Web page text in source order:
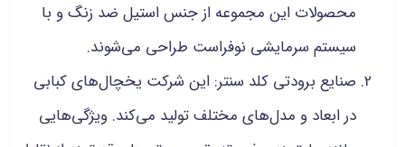
محصولات این مجموعه از جنس استیل ضد زنگ و با
سیستم سرمایشی نوفراست طراحی می‌شوند.
صنایع برودتی کلد سنتر: این شرکت یخچال‌های کبابی
در ابعاد و مدل‌های مختلف تولید می‌کند. ویژگی‌هایی